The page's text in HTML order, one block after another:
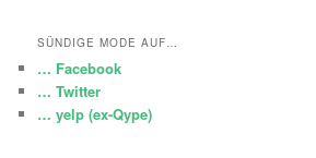
SÜNDIGE MODE AUF…
… Facebook
… Twitter
… yelp (ex-Qype)